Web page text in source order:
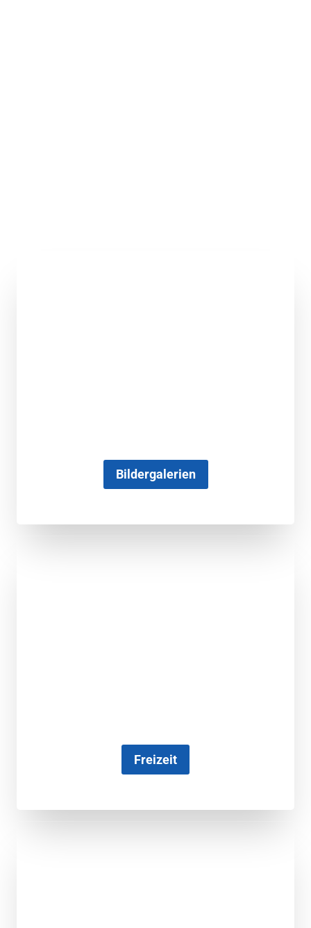
Bildergalerien
Freizeit